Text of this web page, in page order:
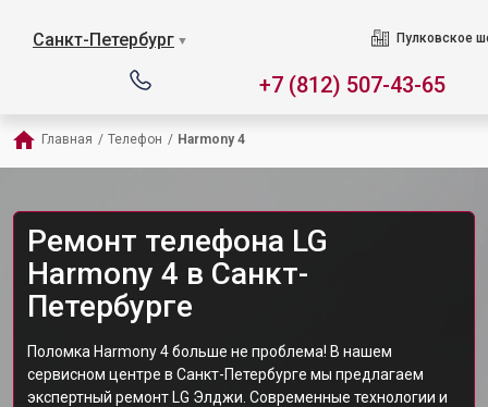
Санкт-Петербург ▼ Пулковское
+7 (812) 507-43-65
Главная / Телефон / Harmony 4
Ремонт телефона LG
Harmony 4 в Санкт-
Петербурге
Поломка Harmony 4 больше не проблема! В нашем
сервисном центре в Санкт-Петербурге мы предлагаем
экспертный ремонт LG Элджи. Современные технологии и